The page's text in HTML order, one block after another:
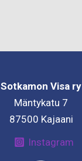
Sotkamon Visa ry
Mäntykatu 7
87500 Kajaani
Instagram